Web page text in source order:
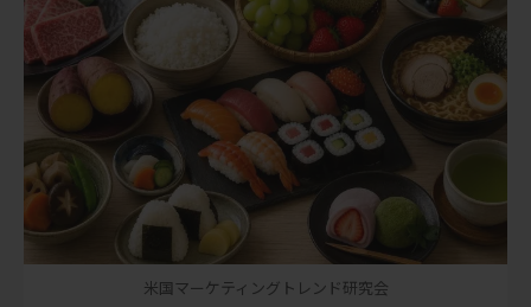
米国マーケティングトレンド研究会